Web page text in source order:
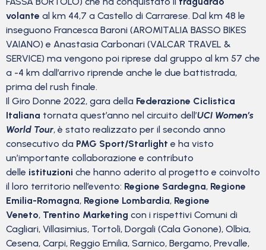
volante al km 44,7 a Castello di Carrarese. Dal km 48 le
inseguono Francesca Baroni (AROMITALIA BASSO BIKES
VAIANO) e Anastasia Carbonari (VALCAR TRAVEL &
SERVICE) ma vengono poi riprese dal gruppo al km 57 che
a -4 km dall’arrivo riprende anche le due battistrada,
prima del rush finale.
Il Giro Donne 2022, gara della Federazione Ciclistica
Italiana tornata quest’anno nel circuito dell’UCI Women’s
World Tour, è stato realizzato per il secondo anno
consecutivo da PMG Sport/Starlight e ha visto
un’importante collaborazione e contributo
delle istituzioni che hanno aderito al progetto e coinvolto
il loro territorio nell’evento: Regione Sardegna, Regione
Emilia-Romagna, Regione Lombardia, Regione
Veneto, Trentino Marketing con i rispettivi Comuni di
Cagliari, Villasimius, Tortolì, Dorgali (Cala Gonone), Olbia,
Cesena, Carpi, Reggio Emilia, Sarnico, Bergamo, Prevalle,